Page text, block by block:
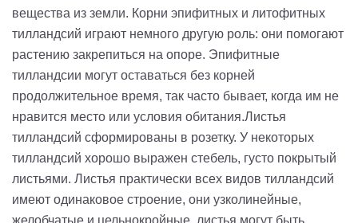
вещества из земли. Корни эпифитных и литофитных
тилландсий играют немного другую роль: они помогают
растению закрепиться на опоре. Эпифитные
тилландсии могут оставаться без корней
продолжительное время, так часто бывает, когда им не
нравится место или условия обитания.Листья
тилландсий сформированы в розетку. У некоторых
тилландсий хорошо выражен стебель, густо покрытый
листьями. Листья практически всех видов тилландсий
имеют одинаковое строение, они узколинейные,
желобчатые и цельнокройные, листья могут быть